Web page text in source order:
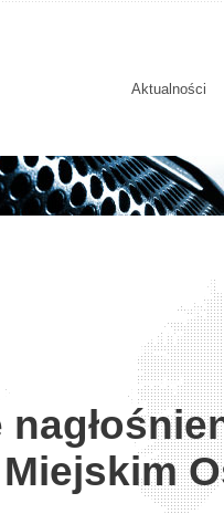
Aktualności